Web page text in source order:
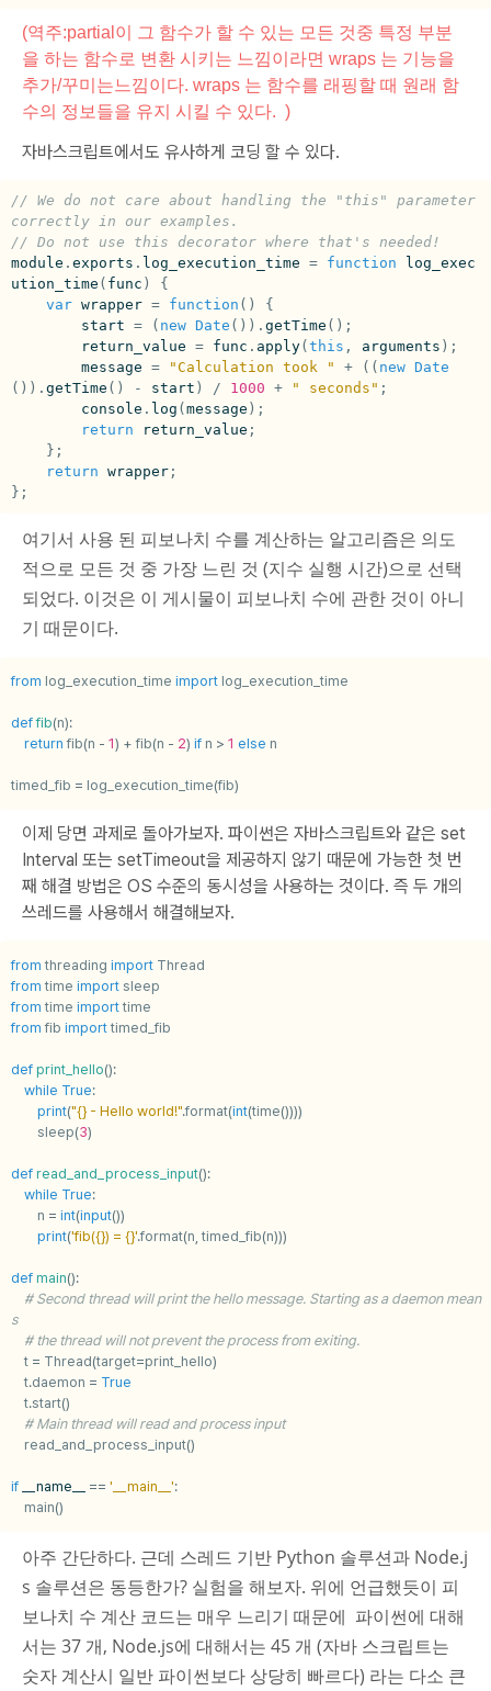
(역주:partial이 그 함수가 할 수 있는 모든 것중 특정 부분
을 하는 함수로 변환 시키는 느낌이라면 wraps 는 기능을
추가/꾸미는느낌이다. wraps 는 함수를 래핑할 때 원래 함
수의 정보들을 유지 시킬 수 있다. )
자바스크립트에서도 유사하게 코딩 할 수 있다.
// We do not care about handling the "this" parameter
correctly in our examples.
// Do not use this decorator where that's needed!
module . exports . log_execution_time = function
log_exec
ution_time ( func )
{
var wrapper = function ()
{
start = ( new Date ()). getTime ();
return_value = func . apply( this , arguments );
message = "Calculation took " + (( new Date
()). getTime () - start ) / 1000 + " seconds" ;
console . log ( message );
return
return_value ;
};
return wrapper;
};
여기서 사용 된 피보나치 수를 계산하는 알고리즘은 의도
적으로 모든 것 중 가장 느린 것 (지수 실행 시간)으로 선택
되었다. 이것은 이 게시물이 피보나치 수에 관한 것이 아니
기 때문이다.
from log_execution_time import log_execution_time
def fib(n):
return fib(n - 1) + fib(n - 2) if n > 1 else n
timed_fib = log_execution_time(fib)
이제 당면 과제로 돌아가보자. 파이썬은 자바스크립트와 같은 set
Interval 또는 setTimeout을 제공하지 않기 때문에 가능한 첫 번
째 해결 방법은 OS 수준의 동시성을 사용하는 것이다. 즉 두 개의
쓰레드를 사용해서 해결해보자.
from threading import Thread
from time import sleep
from time import time
from fib import timed_fib
def print_hello():
while True:
print("{} - Hello world!".format(int(time())))
sleep(3)
def read_and_process_input():
while True:
n = int(input())
print('fib({}) = {}'.format(n timed_fib(n)))
def main():
# Second thread will print the hello message. Starting as a daemon mean
s
# the thread will not prevent the process from exiting.
t = Thread(target=print_hello)
t.daemon = True
t.start()
# Main thread will read and process input
read_and_process_input()
if __name__ == '__main__':
main()
아주 간단하다. 근데 스레드 기반 Python 솔루션과 Node.j
s 솔루션은 동등한가? 실험을 해보자. 위에 언급했듯이 피
보나치 수 계산 코드는 매우 느리기 때문에 파이썬에 대해
서는 37 개, Node.js에 대해서는 45 개 (자바 스크립트는
숫자 계산시 일반 파이썬보다 상당히 빠르다) 라는 다소 큰